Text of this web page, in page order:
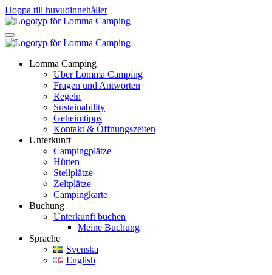
Hoppa till huvudinnehållet
Lomma Camping
Über Lomma Camping
Fragen und Antworten
Regeln
Sustainability
Geheimtipps
Kontakt & Öffnungszeiten
Unterkunft
Campingplätze
Hütten
Stellplätze
Zeltplätze
Campingkarte
Buchung
Unterkunft buchen
Meine Buchung
Sprache
Svenska
English